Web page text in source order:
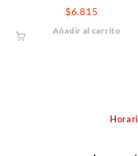
$6.815
Añadir al carrito